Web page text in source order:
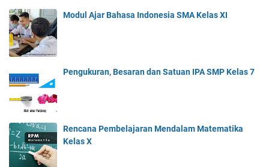
Modul Ajar Bahasa Indonesia SMA Kelas XI
Pengukuran, Besaran dan Satuan IPA SMP Kelas 7
Rencana Pembelajaran Mendalam Matematika
Kelas X